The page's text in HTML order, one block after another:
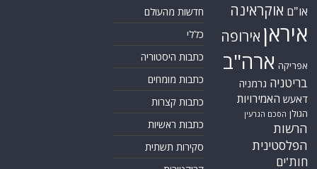
או"ם אוקראינה
איראן אירופה
אפריקה ארה"ב
בריטניה גרמניה
דאעש האמירויות
הגולן הסכם הגרעין
הרשות
הפלסטינית
חות'ים
חדשות מהעולם
כללי
כתבות היסטוריה
כתבות מומחים
כתבות קצרות
כתבות ראשיות
סקירות תשתית